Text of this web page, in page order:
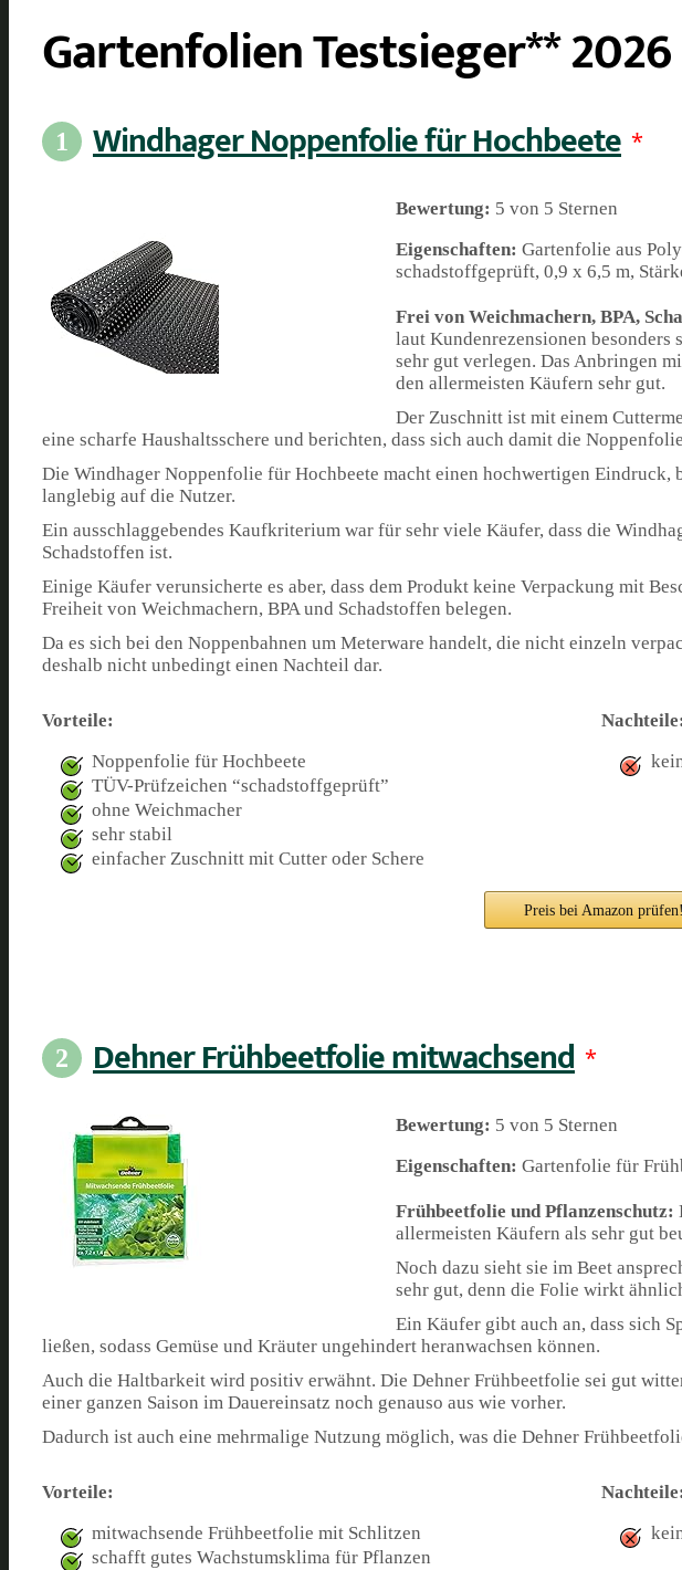
Gartenfolien Testsieger** 2026
1 Windhager Noppenfolie für Hochbeete *
Bewertung: 5 von 5 Sternen
Eigenschaften: Gartenfolie aus
schadstoffgeprüft, 0,9 x 6,5 m,
Frei von Weichmachern, BPA,
laut Kundenrezensionen besonders
sehr gut verlegen. Das Anbringen
den allermeisten Käufern sehr gut.
Der Zuschnitt ist mit einem
eine scharfe Haushaltsschere und berichten, dass sich auch damit die
Die Windhager Noppenfolie für Hochbeete macht einen hochwertigen
langlebig auf die Nutzer.
Ein ausschlaggebendes Kaufkriterium war für sehr viele Käufer, dass die
Schadstoffen ist.
Einige Käufer verunsicherte es aber, dass dem Produkt keine Verpackung mit
Freiheit von Weichmachern, BPA und Schadstoffen belegen.
Da es sich bei den Noppenbahnen um Meterware handelt, die nicht einzeln
deshalb nicht unbedingt einen Nachteil dar.
Vorteile:
Noppenfolie für Hochbeete
TÜV-Prüfzeichen “schadstoffgeprüft”
ohne Weichmacher
sehr stabil
einfacher Zuschnitt mit Cutter oder Schere
Nachteile:
Preis bei Amazon prüfen!
2 Dehner Frühbeetfolie mitwachsend *
Bewertung: 5 von 5 Sternen
Eigenschaften: Gartenfolie für
Frühbeetfolie und Pflanzenschutz:
allermeisten Käufern als sehr gut
Noch dazu sieht sie im Beet
sehr gut, denn die Folie wirkt
Ein Käufer gibt auch an, dass sich
ließen, sodass Gemüse und Kräuter ungehindert heranwachsen können.
Auch die Haltbarkeit wird positiv erwähnt. Die Dehner Frühbeetfolie sei gut
einer ganzen Saison im Dauereinsatz noch genauso aus wie vorher.
Dadurch ist auch eine mehrmalige Nutzung möglich, was die Dehner
Vorteile:
mitwachsende Frühbeetfolie mit Schlitzen
schafft gutes Wachstumsklima für Pflanzen
Nachteile: